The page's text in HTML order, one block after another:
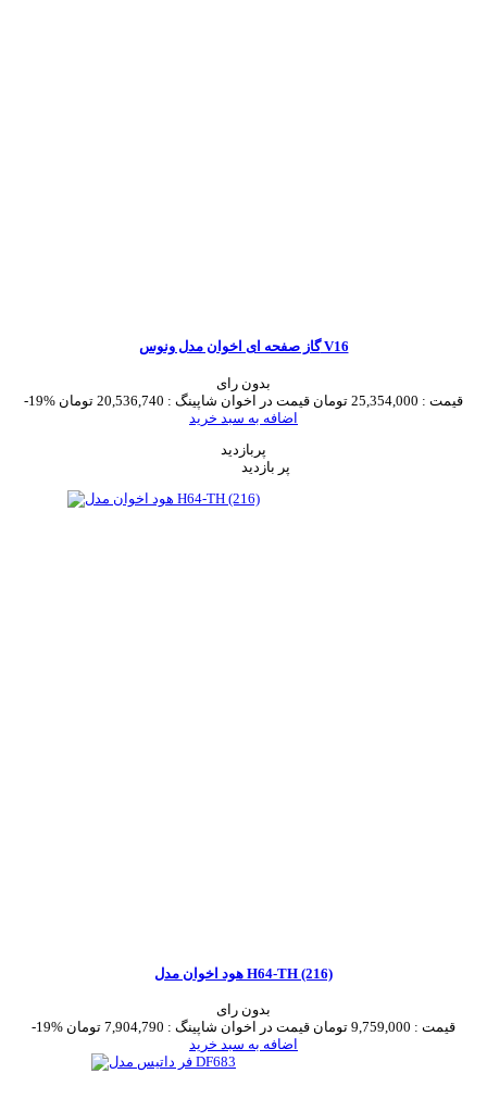
گاز صفحه ای اخوان مدل ونوس V16
بدون رای
-19%
قیمت : 25,354,000 تومان قیمت در اخوان شاپینگ : 20,536,740 تومان
اضافه به سبد خرید
پربازدید
پر بازدید
هود اخوان مدل H64-TH (216)
بدون رای
-19%
قیمت : 9,759,000 تومان قیمت در اخوان شاپینگ : 7,904,790 تومان
اضافه به سبد خرید